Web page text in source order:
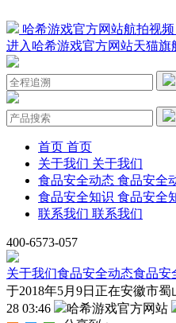
哈希游戏官方网站航拍视频
进入哈希游戏官方网站天猫旗
首页 首页
关于我们 关于我们
食品安全动态 食品安全
食品安全知识 食品安全
联系我们 联系我们
400-6573-057
关于我们食品安全动态食品安
于2018年5月9日正在安徽市
28 03:46
哈希游戏官方网站